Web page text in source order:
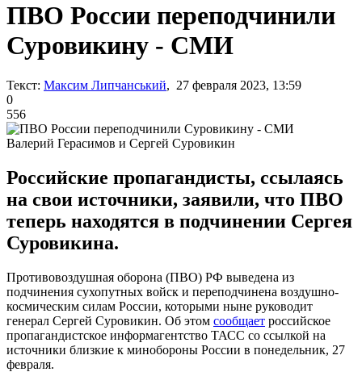
ПВО России переподчинили
Суровикину - СМИ
Текст: Максим Липчанський, 27 февраля 2023, 13:59
0
556
Валерий Герасимов и Сергей Суровикин
Российские пропагандисты, ссылаясь
на свои источники, заявили, что ПВО
теперь находятся в подчинении Сергея
Суровикина.
Противовоздушная оборона (ПВО) РФ выведена из
подчинения сухопутных войск и переподчинена воздушно-
космическим силам России, которыми ныне руководит
генерал Сергей Суровикин. Об этом сообщает российское
пропагандистское информагентство ТАСС со ссылкой на
источники близкие к минобороны России в понедельник, 27
февраля.